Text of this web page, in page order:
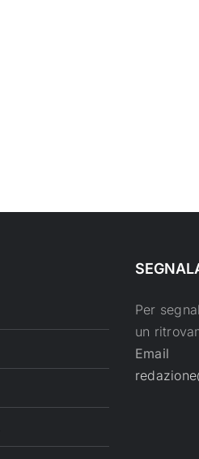
Per
un
Email